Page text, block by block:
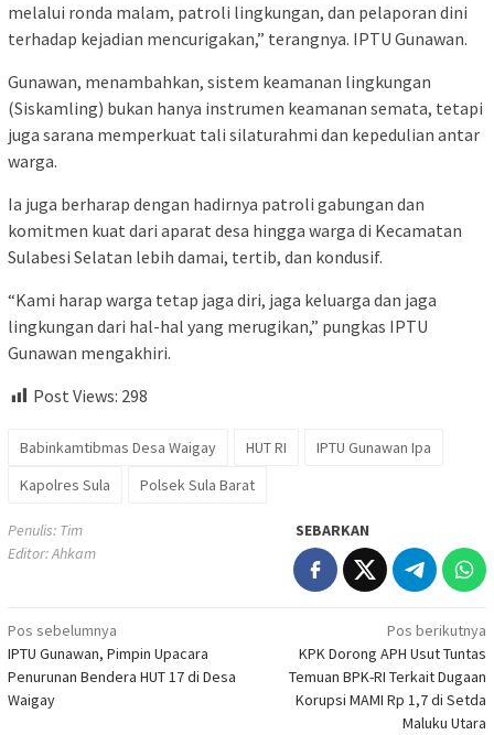
melalui ronda malam, patroli lingkungan, dan pelaporan dini
terhadap kejadian mencurigakan,” terangnya. IPTU Gunawan.
Gunawan, menambahkan, sistem keamanan lingkungan
(Siskamling) bukan hanya instrumen keamanan semata, tetapi
juga sarana memperkuat tali silaturahmi dan kepedulian antar
warga.
Ia juga berharap dengan hadirnya patroli gabungan dan
komitmen kuat dari aparat desa hingga warga di Kecamatan
Sulabesi Selatan lebih damai, tertib, dan kondusif.
“Kami harap warga tetap jaga diri, jaga keluarga dan jaga
lingkungan dari hal-hal yang merugikan,” pungkas IPTU
Gunawan mengakhiri.
Post Views: 298
Babinkamtibmas Desa Waigay HUT RI
IPTU Gunawan Ipa
Kapolres Sula
Polsek Sula Barat
Penulis: Tim
Editor: Ahkam
SEBARKAN
Navigasi
pos
Pos sebelumnya
IPTU Gunawan, Pimpin Upacara
Penurunan Bendera HUT 17 di Desa
Waigay
Pos berikutnya
KPK Dorong APH Usut Tuntas
Temuan BPK-RI Terkait Dugaan
Korupsi MAMI Rp 1,7 di Setda
Maluku Utara